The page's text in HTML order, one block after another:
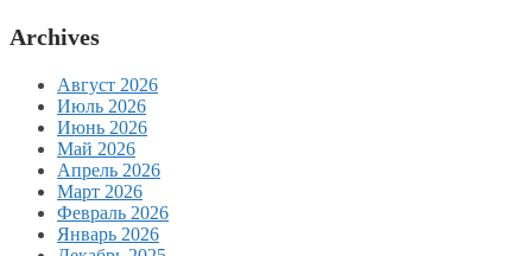
Archives
Август 2026
Июль 2026
Июнь 2026
Май 2026
Апрель 2026
Март 2026
Февраль 2026
Январь 2026